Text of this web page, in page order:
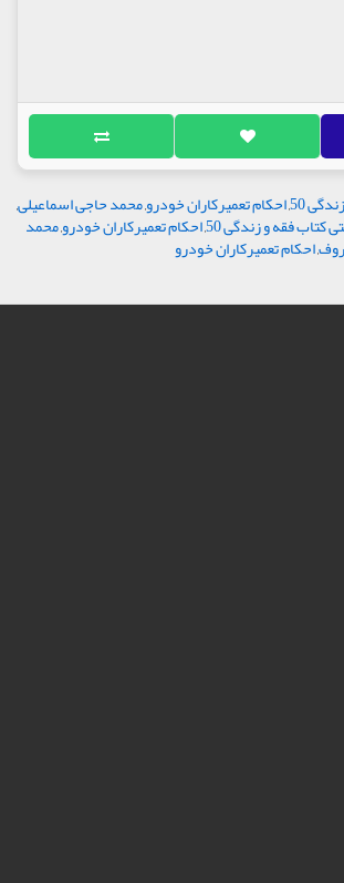
50
,احکام تعمیرکاران خودرو,محمد حاجی اسماعیلی,
کتاب فقه و زندگی 50 ,احکام تعمیرکاران خودرو,محمد
,احکام تعمیرکاران خودرو